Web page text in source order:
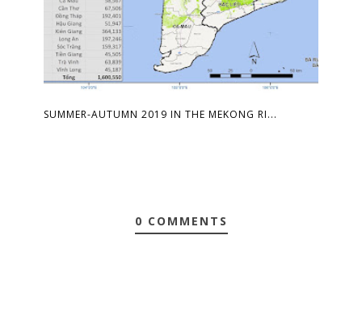
SUMMER-AUTUMN 2019 IN THE MEKONG RI...
0 COMMENTS